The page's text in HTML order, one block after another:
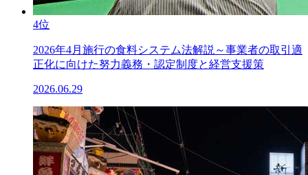
4位
2026年4月施行の食料システム法解説～事業者の取引適
正化に向けた努力義務・認定制度と経営支援策
2026.06.29